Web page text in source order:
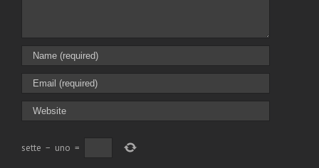
sette − uno =